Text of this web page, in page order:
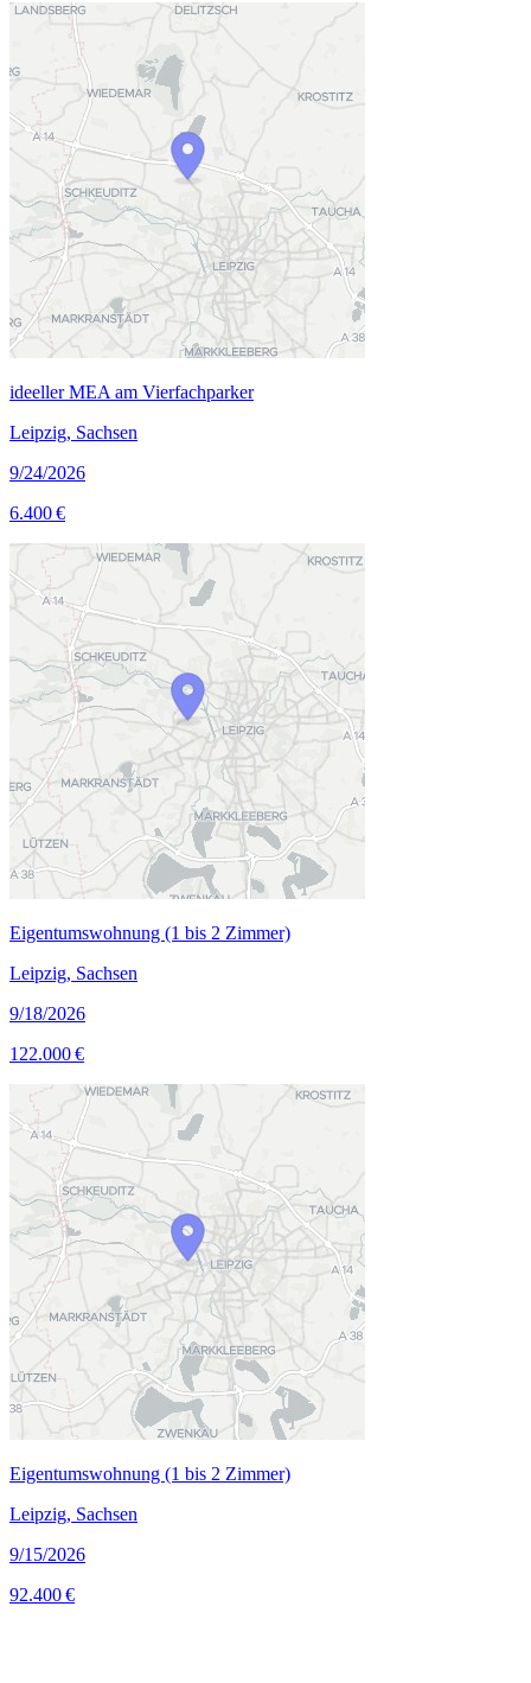
ideeller MEA am Vierfachparker
Leipzig, Sachsen
9/24/2026
6.400 €
Eigentumswohnung (1 bis 2 Zimmer)
Leipzig, Sachsen
9/18/2026
122.000 €
Eigentumswohnung (1 bis 2 Zimmer)
Leipzig, Sachsen
9/15/2026
92.400 €